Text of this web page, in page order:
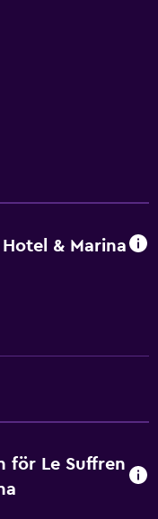
& Marina
för Le Suffren